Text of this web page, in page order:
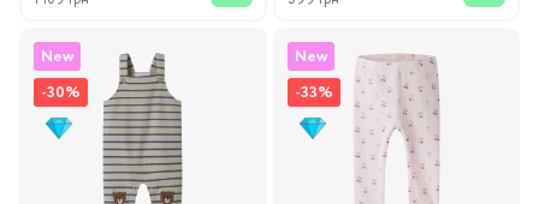
New
-30%
New
-33%